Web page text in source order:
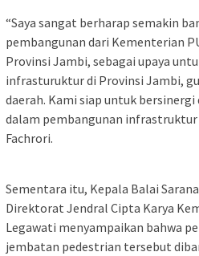
“Saya sangat berharap semakin
pembangunan dari Kementerian
Provinsi Jambi, sebagai upaya
infrasturuktur di Provinsi Jambi,
daerah. Kami siap untuk
dalam pembangunan infrastruktur
Fachrori.
Sementara itu, Kepala Balai
Direktorat Jendral Cipta Karya
Legawati menyampaikan bahwa
jembatan pedestrian tersebut